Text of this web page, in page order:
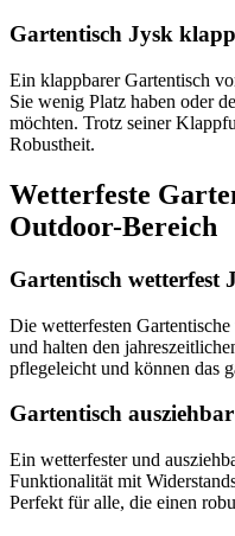
Gartentisch Jysk
Ein klappbarer Gartentisch
Sie wenig Platz haben oder
möchten. Trotz seiner
Robustheit.
Wetterfeste
Outdoor-Bereich
Gartentisch wetterfest
Die wetterfesten
und halten den
pflegeleicht und können das
Gartentisch
Ein wetterfester und
Funktionalität mit
Perfekt für alle, die einen